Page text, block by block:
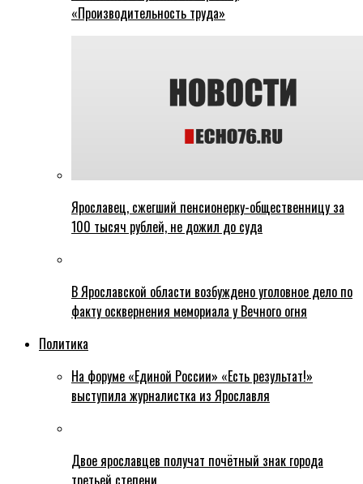
«Производительность труда»
Ярославец, сжегший пенсионерку-общественницу за
100 тысяч рублей, не дожил до суда
В Ярославской области возбуждено уголовное дело по
факту осквернения мемориала у Вечного огня
Политика
На форуме «Единой России» «Есть результат!»
выступила журналистка из Ярославля
Двое ярославцев получат почётный знак города